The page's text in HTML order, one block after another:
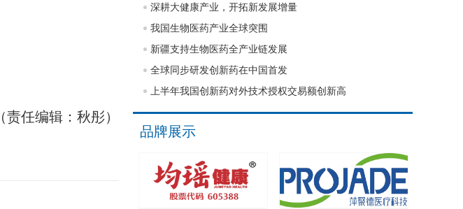
（责任编辑：秋彤）
深耕大健康产业，开拓新发展增量
我国生物医药产业全球突围
新疆支持生物医药全产业链发展
全球同步研发创新药在中国首发
上半年我国创新药对外技术授权交易额创新高
品牌展示